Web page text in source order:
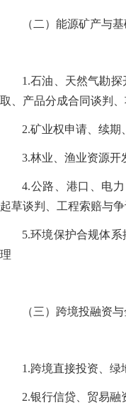
（二）能源矿产与
1.石油、天然气勘
取、产品分成合同谈判
2.矿业权申请、续
3.林业、渔业资源开
4.公路、港口、电
起草谈判、工程索赔与
5.环境保护合规体
理
（三）跨境投融资
1.跨境直接投资、
2.银行信贷、贸易